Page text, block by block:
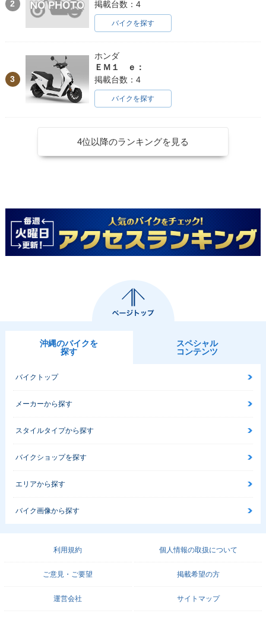
2
掲載台数：4
バイクを探す
3
ホンダ
ＥＭ１ ｅ：
掲載台数：4
バイクを探す
4位以降のランキングを見る
沖縄のバイクを
探す
スペシャル
コンテンツ
バイクトップ
メーカーから探す
スタイルタイプから探す
バイクショップを探す
エリアから探す
バイク画像から探す
利用規約 個人情報の取扱について
ご意見・ご要望 掲載希望の方
運営会社 サイトマップ